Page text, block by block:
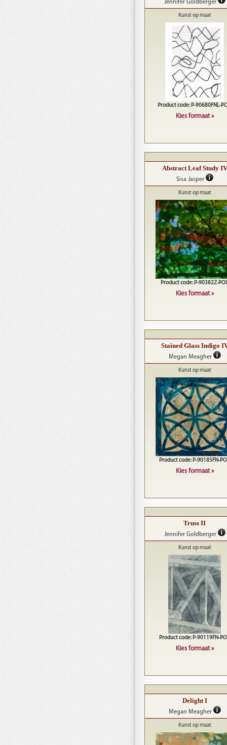
Jennifer Goldberger
Kunst op maat
Product code: P-90680FNL-
Kies formaat »
Abstract Leaf Study IV
Sisa Jasper
Kunst op maat
Product code: P-90382Z-
Kies formaat »
Stained Glass Indigo
Megan Meagher
Kunst op maat
Product code: P-90185FN-
Kies formaat »
Truss II
Jennifer Goldberger
Kunst op maat
Product code: P-90119FN-
Kies formaat »
Delight I
Megan Meagher
Kunst op maat